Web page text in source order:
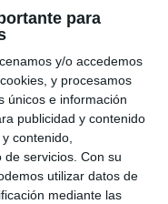
para
y/o accedemos
y procesamos
únicos e información
publicidad y contenido
contenido,
de servicios. Con su
utilizar datos de
mediante las
autónomo del
de aula,
refuerzo
o práctica de
teórica delpH y